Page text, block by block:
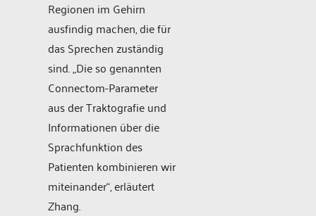
Regionen im Gehirn
ausfindig machen, die für
das Sprechen zuständig
sind. „Die so genannten
Connectom-Parameter
aus der Traktografie und
Informationen über die
Sprachfunktion des
Patienten kombinieren wir
miteinander“, erläutert
Zhang.